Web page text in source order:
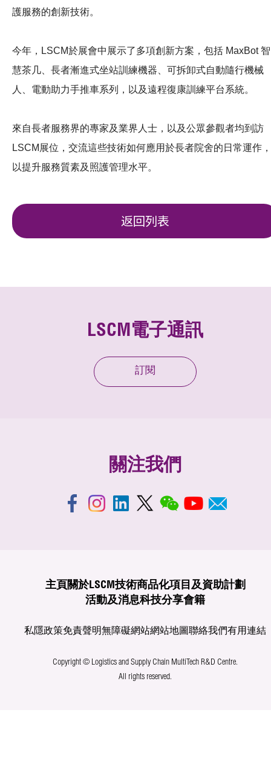
護服務的創新技術。
今年，LSCM於展會中展示了多項創新方案，包括 MaxBot 智
慧茶几、長者漸進式坐站訓練機器、可拆卸式自動隨行機械
人、電動助力手推車系列，以及遠程復康訓練平台系統。
來自長者服務界的專家及業界人士，以及公眾參觀者均到訪
LSCM展位，交流這些技術如何應用於長者院舍的日常運作，
以提升服務質素及照護管理水平。
返回列表
LSCM電子通訊
訂閱
關注我們
主頁 關於LSCM技術商品化項目及資助計劃
活動及消息科技分享會籍
私隱政策免責聲明無障礙網站網站地圖聯絡我們有用連結
Copyright © Logistics and Supply Chain MultiTech R&D Centre.
All rights reserved.